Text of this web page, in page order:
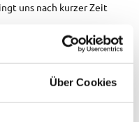
Über Cookies
uns nach kurzer Zeit